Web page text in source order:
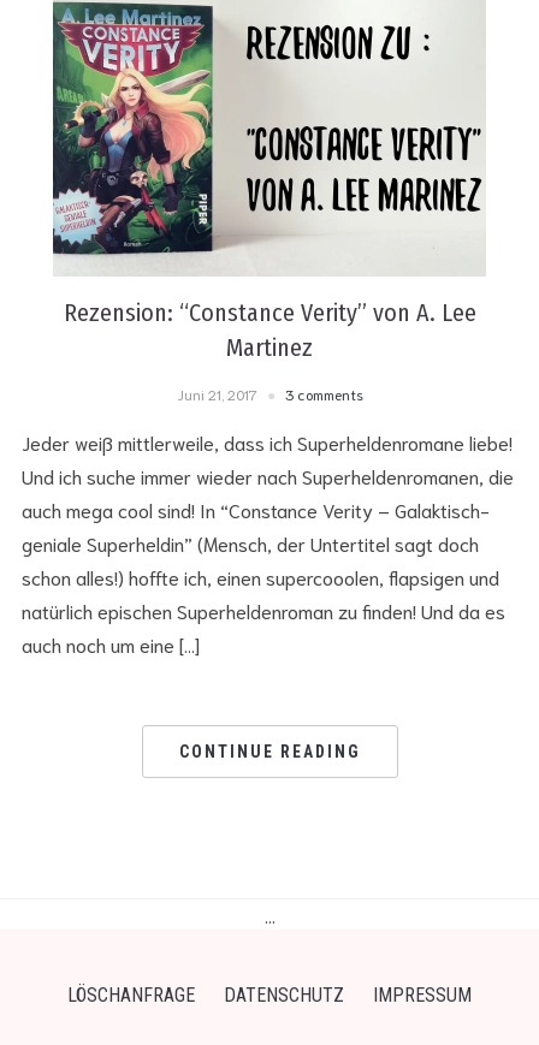
Rezension: “Constance Verity” von A. Lee
Martinez
Juni 21, 2017 3 comments
Jeder weiß mittlerweile, dass ich Superheldenromane liebe!
Und ich suche immer wieder nach Superheldenromanen, die
auch mega cool sind! In “Constance Verity – Galaktisch-
geniale Superheldin” (Mensch, der Untertitel sagt doch
schon alles!) hoffte ich, einen supercooolen, flapsigen und
natürlich epischen Superheldenroman zu finden! Und da es
auch noch um eine […]
CONTINUE READING
LÖSCHANFRAGE DATENSCHUTZ IMPRESSUM